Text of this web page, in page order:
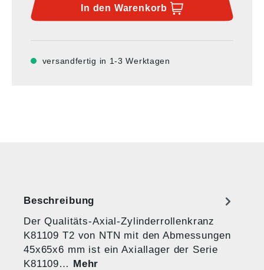
In den Warenkorb
versandfertig in 1-3 Werktagen
Beschreibung
Der Qualitäts-Axial-Zylinderrollenkranz
K81109 T2 von NTN mit den Abmessungen
45x65x6 mm ist ein Axiallager der Serie
K81109… Mehr